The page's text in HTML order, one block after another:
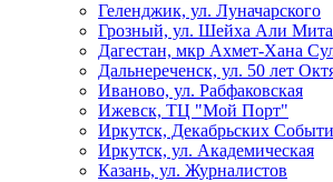
Геленджик, ул. Луначарского
Грозный, ул. Шейха Али
Дагестан, мкр Ахмет-Хана
Дальнереченск, ул. 50 лет
Иваново, ул. Рабфаковская
Ижевск, ТЦ "Мой Порт"
Иркутск, Декабрьских
Иркутск, ул. Академическая
Казань, ул. Журналистов